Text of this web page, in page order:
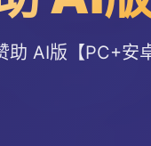
助 AI版【PC+